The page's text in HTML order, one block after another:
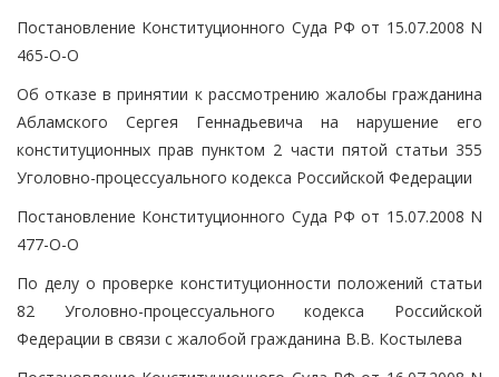
Постановление Конституционного Суда РФ от 15.07.2008 N
465-О-О
Об отказе в принятии к рассмотрению жалобы гражданина
Абламского Сергея Геннадьевича на нарушение его
конституционных прав пунктом 2 части пятой статьи 355
Уголовно-процессуального кодекса Российской Федерации
Постановление Конституционного Суда РФ от 15.07.2008 N
477-О-О
По делу о проверке конституционности положений статьи
82 Уголовно-процессуального кодекса Российской
Федерации в связи с жалобой гражданина В.В. Костылева